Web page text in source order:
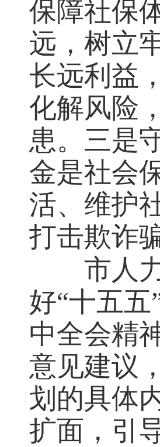
保障社保
远，树立
长远利益
化解风险
患。三是
金是社会
活、维护
打击欺诈
市人
好“十五
中全会精
意见建议
划的具体
扩面，引